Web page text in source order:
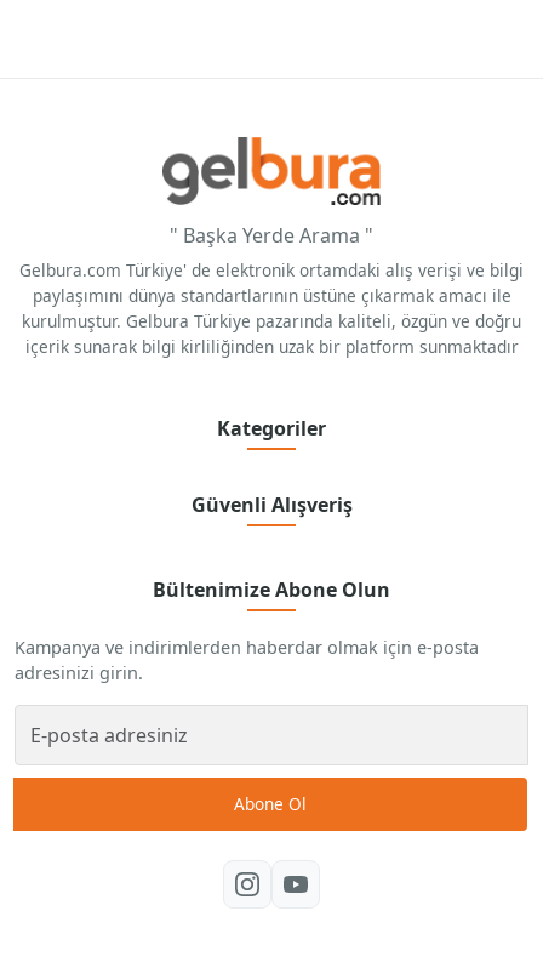
" Başka Yerde Arama "
Gelbura.com Türkiye' de elektronik ortamdaki alış verişi ve bilgi
paylaşımını dünya standartlarının üstüne çıkarmak amacı ile
kurulmuştur. Gelbura Türkiye pazarında kaliteli, özgün ve doğru
içerik sunarak bilgi kirliliğinden uzak bir platform sunmaktadır
Kategoriler
Güvenli Alışveriş
Bültenimize Abone Olun
Kampanya ve indirimlerden haberdar olmak için e-posta
adresinizi girin.
Abone Ol